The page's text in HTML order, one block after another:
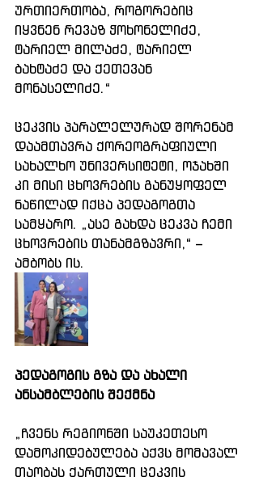
ურთიერთობა, როგორებიც
იყვნენ რევაზ ჭოხონელიძე,
ტარიელ მილაძე, ტარიელ
ბახტაძე და ქეთევან
მონასელიძე.“
ცეკვის პარალელურად შორენამ
დაამთავრა ქორეოგრაფიული
სახალხო უნივერსიტეტი, ოჯახში
კი მისი ცხოვრების განუყოფელ
ნაწილად იქცა პედაგოგთა
სამყარო. „ასე გახდა ცეკვა ჩემი
ცხოვრების თანამგზავრი,“ –
ამბობს ის.
პედაგოგის გზა და ახალი
ანსამბლების შექმნა
„ჩვენს რეგიონში საუკეთესო
დამოკიდებულება აქვს მომავალ
თაობას ქართული ცეკვის